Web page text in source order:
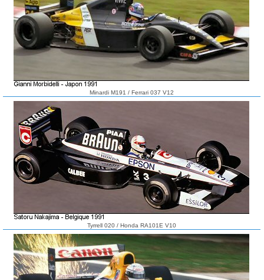
Minardi M191 / Ferrari 037 V12
Tyrrell 020 / Honda RA101E V10